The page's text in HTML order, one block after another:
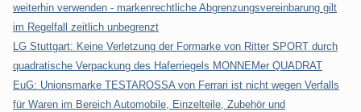
weiterhin verwenden - markenrechtliche Abgrenzungsvereinbarung gilt
im Regelfall zeitlich unbegrenzt
LG Stuttgart: Keine Verletzung der Formarke von Ritter SPORT durch
quadratische Verpackung des Haferriegels MONNEMer QUADRAT
EuG: Unionsmarke TESTAROSSA von Ferrari ist nicht wegen Verfalls
für Waren im Bereich Automobile, Einzelteile, Zubehör und